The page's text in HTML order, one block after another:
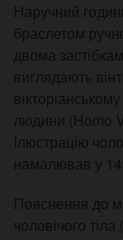
Наручний
браслетом
двома
виглядають
людини (Homo
Ілюстрацію
намалював у
Пояснення до
чоловічого